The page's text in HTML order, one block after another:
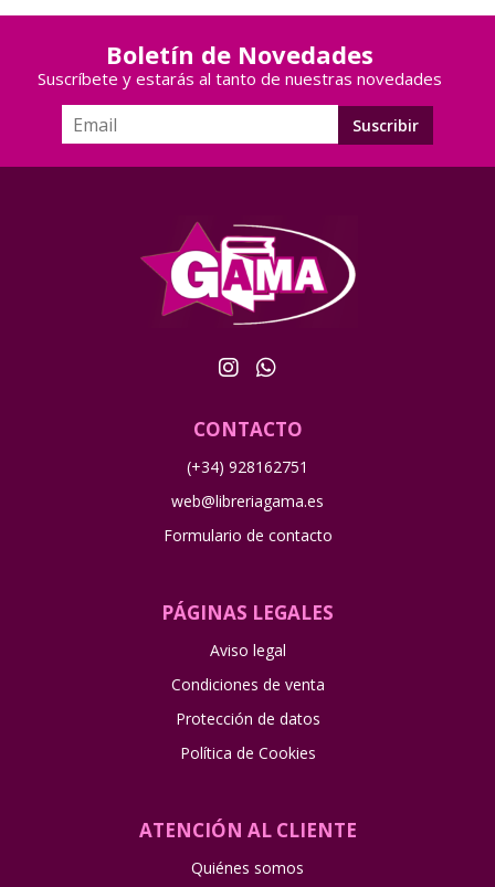
Boletín de Novedades
Suscríbete y estarás al tanto de nuestras novedades
CONTACTO
(+34) 928162751
web@libreriagama.es
Formulario de contacto
PÁGINAS LEGALES
Aviso legal
Condiciones de venta
Protección de datos
Política de Cookies
ATENCIÓN AL CLIENTE
Quiénes somos